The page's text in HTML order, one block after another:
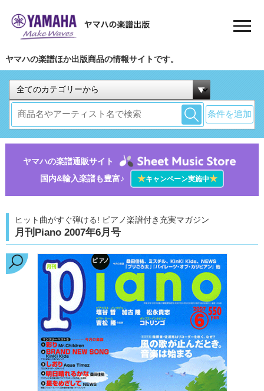
ヤマハの楽譜ほか出版商品の情報サイトです。
条件を追加
ヤマハの楽譜通販サイト
国内&輸入楽譜も豊富♪
★キャンペーン実施中★
ヒット曲がすぐ弾ける! ピアノ楽譜付き充実マガジン
月刊Piano 2007年6月号